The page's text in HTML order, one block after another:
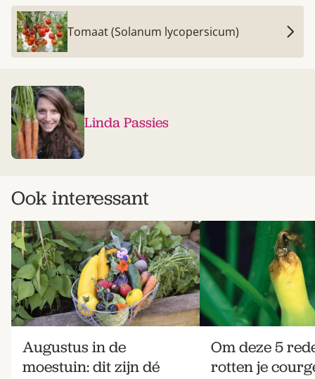
Tomaat (Solanum lycopersicum)
Linda Passies
Ook interessant
Augustus in de
moestuin: dit zijn dé
Om deze 5
rotten je